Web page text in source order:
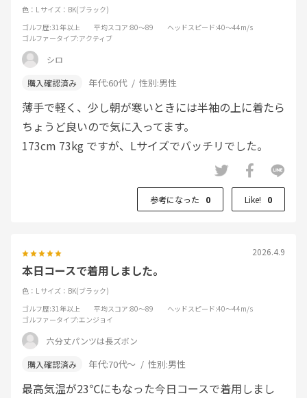
色：L サイズ：BK(ブラック)
ゴルフ歴:31年以上 平均スコア:80～89 ヘッドスピード:40～44m/s
ゴルファータイプ:アクティブ
シロ
年代:60代 性別:男性
薄手で軽く、少し朝が寒いときには半袖の上に着たら
ちょうど良いので気に入ってます。
173cm 73kg ですが、Lサイズでバッチリでした。
参考になった 0 Like! 0
2026.4.9
本日コースで着用しました。
色：L サイズ：BK(ブラック)
ゴルフ歴:31年以上 平均スコア:80～89 ヘッドスピード:40～44m/s
ゴルファータイプ:エンジョイ
六分丈パンツは長ズボン
年代:70代～ 性別:男性
最高気温が23℃にもなった今日コースで着用しまし